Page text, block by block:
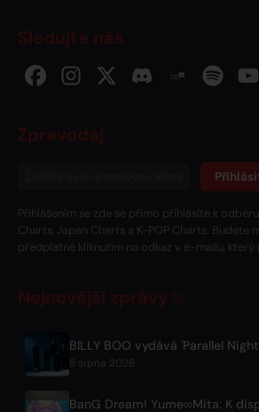
Sledujte nás
Zpravodaj
Přihlášením se zde se přímo přihlásíte k
Charts, Japan Charts a K-POP Charts. Budete
předplatné kliknutím na odkaz v e-mailu, který
Nejnovější zprávy
8 srpna 2026